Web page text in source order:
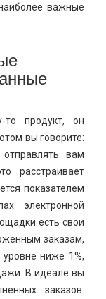
важные
то продукт, он
вы говорите:
вам
расстраивает
показателем
электронной
есть свои
заказам,
уровне ниже 1%,
В идеале вы
заказов.